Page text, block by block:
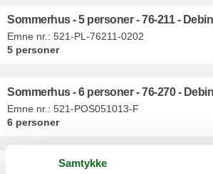
Sommerhus - 5 personer - 76-211 -
Emne nr.: 521-PL-76211-0202
5 personer
Sommerhus - 6 personer - 76-270 -
Emne nr.: 521-POS051013-F
6 personer
Sommerhus - 8 personer - 76-270 -
Samtykke